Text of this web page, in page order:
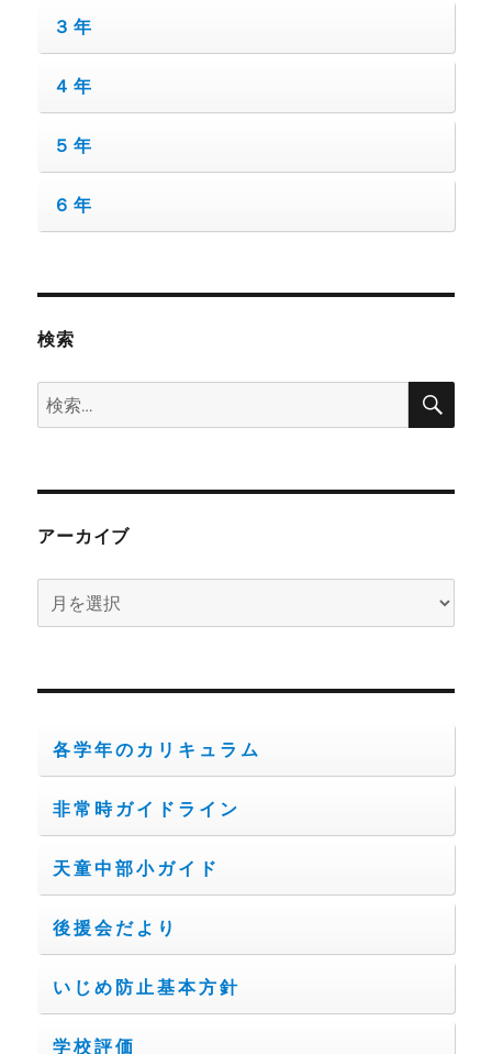
３年
４年
５年
６年
検索
検
索:
検
アーカイブ
ー
イ
各学年のカリキュラム
非常時ガイドライン
天童中部小ガイド
後援会だより
いじめ防止基本方針
学校評価